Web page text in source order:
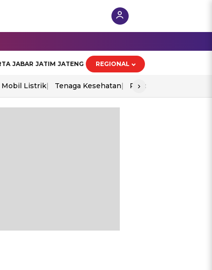
JABAR JATIM JATENG REGIONAL
Mobil Listrik Tenaga Kesehatan Piala Aff 2026
›